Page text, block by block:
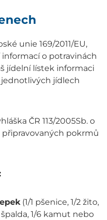
unie 169/2011/EU,
informací o potravinách
jídelní lístek informaci
jídlech
ČR 113/2005Sb. o
pokrmů
(1/1 pšenice, 1/2 žito,
špalda, 1/6 kamut nebo